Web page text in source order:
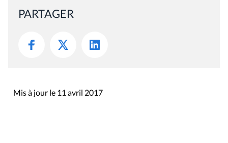
PARTAGER
Mis à jour le 11 avril 2017